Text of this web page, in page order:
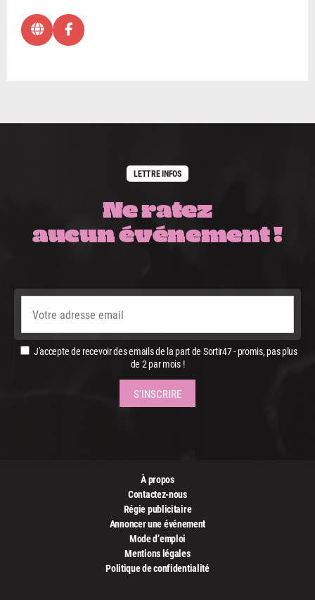
LETTRE INFOS
Ne ratez
aucun événement !
J'accepte de recevoir des emails de la part de Sortir47 - promis, pas plus
de 2 par mois !
À propos
Contactez-nous
Régie publicitaire
Annoncer une événement
Mode d’emploi
Mentions légales
Politique de confidentialité